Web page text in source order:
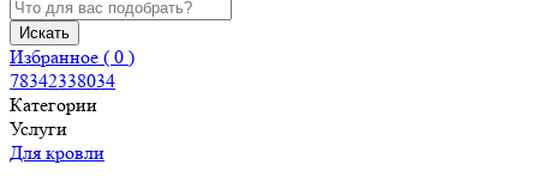
Искать
Избранное ( 0 )
78342338034
Категории
Услуги
Для кровли